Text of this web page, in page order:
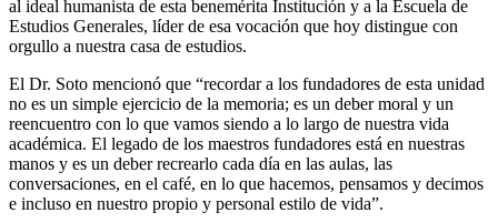
al ideal humanista de esta benemérita Institución y a la Escuela de
Estudios Generales, líder de esa vocación que hoy distingue con
orgullo a nuestra casa de estudios.
El Dr. Soto mencionó que “recordar a los fundadores de esta unidad
no es un simple ejercicio de la memoria; es un deber moral y un
reencuentro con lo que vamos siendo a lo largo de nuestra vida
académica. El legado de los maestros fundadores está en nuestras
manos y es un deber recrearlo cada día en las aulas, las
conversaciones, en el café, en lo que hacemos, pensamos y decimos
e incluso en nuestro propio y personal estilo de vida”.